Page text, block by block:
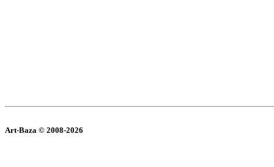
Art-Baza © 2008-2026